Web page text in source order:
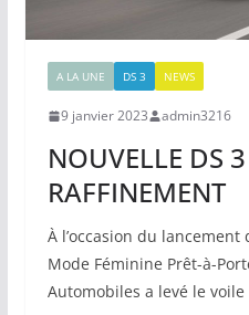
A LA UNE DS 3 NEWS
9 janvier 2023 admin3216
NOUVELLE DS
RAFFINEMENT
À l’occasion du lancement
Mode Féminine Prêt-à-
Automobiles a levé le voile